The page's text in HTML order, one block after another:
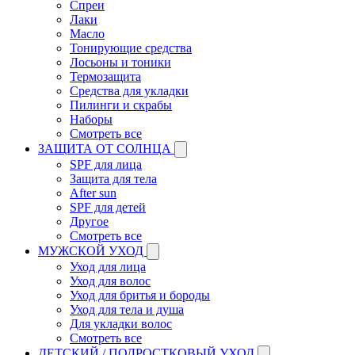
Спреи
Лаки
Масло
Тонирующие средства
Лосьоны и тоники
Термозащита
Средства для укладки
Пилинги и скрабы
Наборы
Смотреть все
ЗАЩИТА ОТ СОЛНЦА
SPF для лица
Защита для тела
After sun
SPF для детей
Другое
Смотреть все
МУЖСКОЙ УХОД
Уход для лица
Уход для волос
Уход для бритья и бороды
Уход для тела и душа
Для укладки волос
Смотреть все